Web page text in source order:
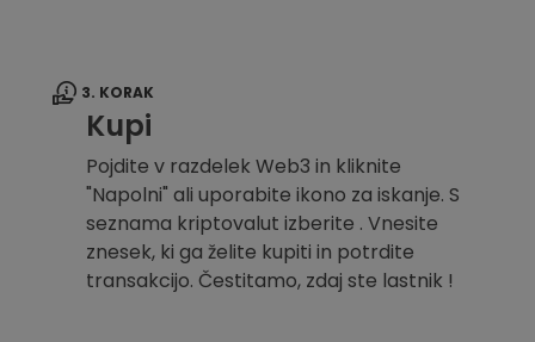
3. KORAK
Kupi
Pojdite v razdelek Web3 in kliknite
"Napolni" ali uporabite ikono za iskanje. S
seznama kriptovalut izberite . Vnesite
znesek, ki ga želite kupiti in potrdite
transakcijo. Čestitamo, zdaj ste lastnik !